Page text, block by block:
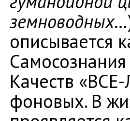
земноводных…
описывается
Качеств
фоновых. В